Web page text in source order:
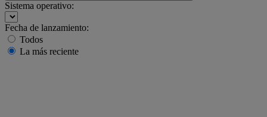
Sistema operativo:
Fecha de lanzamiento:
Todos
La más reciente